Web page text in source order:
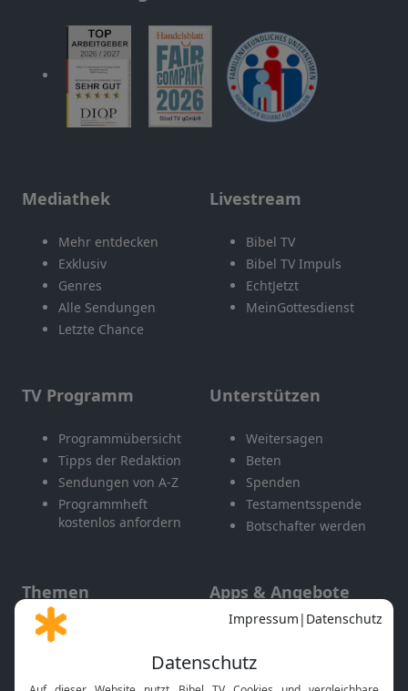
Mediathek
Mehr entdecken
Exklusiv
Genres
Alle Sendungen
Letzte Chance
Livestream
Bibel TV
Bibel TV Impuls
EchtJetzt
MeinGottesdienst
TV Programm
Programmübersicht
Tipps der Redaktion
Sendungen von A-Z
Programmheft
kostenlos anfordern
Unterstützen
Weitersagen
Beten
Spenden
Testamentsspende
Botschafter werden
Themen
Gott und Bibel erklärt
Apps & Angebote
Mobile App